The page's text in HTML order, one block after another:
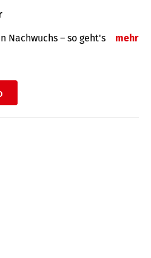
Nachwuchs – so geht's mehr